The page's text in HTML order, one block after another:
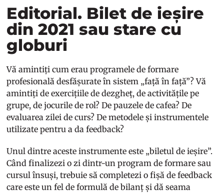
Editorial. Bilet de ieșire
din 2021 sau stare cu
globuri
Vă amintiți cum erau programele de formare
profesională desfășurate în sistem „față în față”? Vă
amintiți de exercițiile de dezgheț, de activitățile pe
grupe, de jocurile de rol? De pauzele de cafea? De
evaluarea zilei de curs? De metodele și instrumentele
utilizate pentru a da feedback?
Unul dintre aceste instrumente este „biletul de ieșire”.
Când finalizezi o zi dintr-un program de formare sau
cursul însuși, trebuie să completezi o fișă de feedback
care este un fel de formulă de bilanț și dă seama